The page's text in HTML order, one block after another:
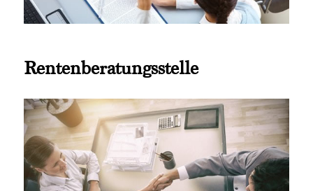
Rentenberatungsstelle